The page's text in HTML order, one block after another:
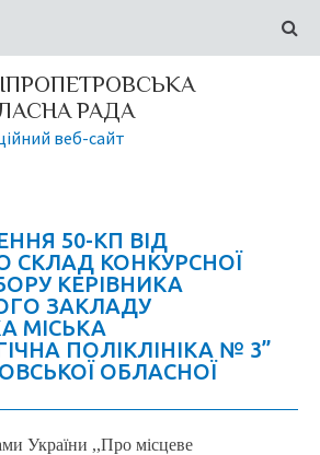
РАДА
веб-сайт
50-КП ВІД
СКЛАД КОНКУРСНОЇ
КЕРІВНИКА
ЗАКЛАДУ
МІСЬКА
ПОЛІКЛІНІКА № 3”
ОБЛАСНОЇ
України ,,Про місцеве